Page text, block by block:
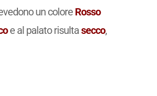
un colore Rosso
e al palato risultasecco,